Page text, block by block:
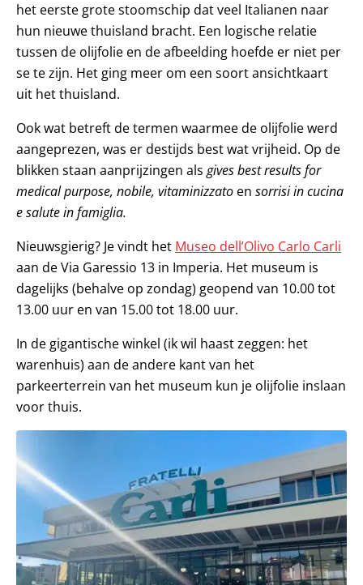
het eerste grote stoomschip dat veel Italianen naar
hun nieuwe thuisland bracht. Een logische relatie
tussen de olijfolie en de afbeelding hoefde er niet per
se te zijn. Het ging meer om een soort ansichtkaart
uit het thuisland.
Ook wat betreft de termen waarmee de olijfolie werd
aangeprezen, was er destijds best wat vrijheid. Op de
blikken staan aanprijzingen als gives best results for
medical purpose, nobile, vitaminizzato en sorrisi in cucina
e salute in famiglia.
Nieuwsgierig? Je vindt het Museo dell’Olivo Carlo Carli
aan de Via Garessio 13 in Imperia. Het museum is
dagelijks (behalve op zondag) geopend van 10.00 tot
13.00 uur en van 15.00 tot 18.00 uur.
In de gigantische winkel (ik wil haast zeggen: het
warenhuis) aan de andere kant van het
parkeerterrein van het museum kun je olijfolie inslaan
voor thuis.